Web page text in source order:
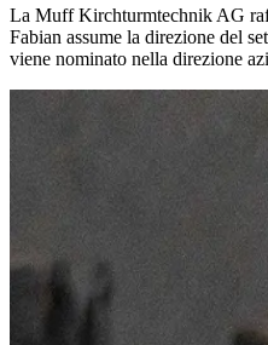
La Muff Kirchturmtechnik AG
Fabian assume la direzione del
viene nominato nella direzione